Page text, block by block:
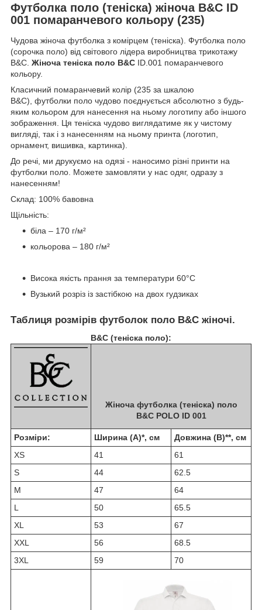
Футболка поло (теніска) жіноча B&C ID
001 помаранчевого кольору (235)
Чудова жіноча футболка з комірцем (теніска). Футболка поло
(сорочка поло) від світового лідера виробництва трикотажу
B&C. Жіноча теніска поло B&C ID.001 помаранчевого
кольору.
Класичний помаранчевий колір (235 за шкалою
B&C), футболки поло чудово поєднується абсолютно з будь-
яким кольором для нанесення на ньому логотипу або іншого
зображення. Ця теніска чудово виглядатиме як у чистому
вигляді, так і з нанесенням на ньому принта (логотип,
орнамент, вишивка, картинка).
До речі, ми друкуємо на одязі - наносимо різні принти на
футболки поло. Можете замовляти у нас одяг, одразу з
нанесенням!
Склад: 100% бавовна
Щільність:
біла – 170 г/м²
кольорова – 180 г/м²
Висока якість прання за температури 60°C
Вузький розріз із застібкою на двох гудзиках
Таблиця розмірів футболок поло B&C жіночі.
B&C (теніска поло):
Жіноча футболка (теніска) поло
B&C POLO ID 001
Розміри: Ширина (A)*, см
Довжина (B)**, см
XS
41
61
S
44
62.5
M
47
64
L
50
65.5
XL
53
67
XXL
56
68.5
3XL
59 70